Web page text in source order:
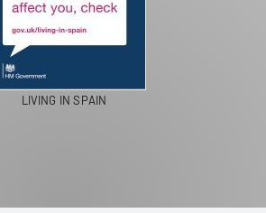
LIVING IN SPAIN